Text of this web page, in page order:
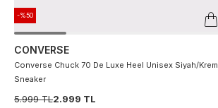
-%50
CONVERSE
Converse Chuck 70 De Luxe Heel Unisex Siyah/Krem
Sneaker
5.999 TL2.999 TL